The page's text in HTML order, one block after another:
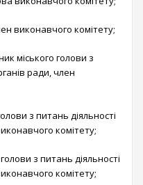
виконавчого комітету;
міського голови з
ради, член
з питань діяльності
комітету;
з питань діяльності
комітету;